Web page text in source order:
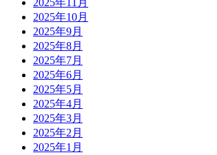
2025年11月
2025年10月
2025年9月
2025年8月
2025年7月
2025年6月
2025年5月
2025年4月
2025年3月
2025年2月
2025年1月